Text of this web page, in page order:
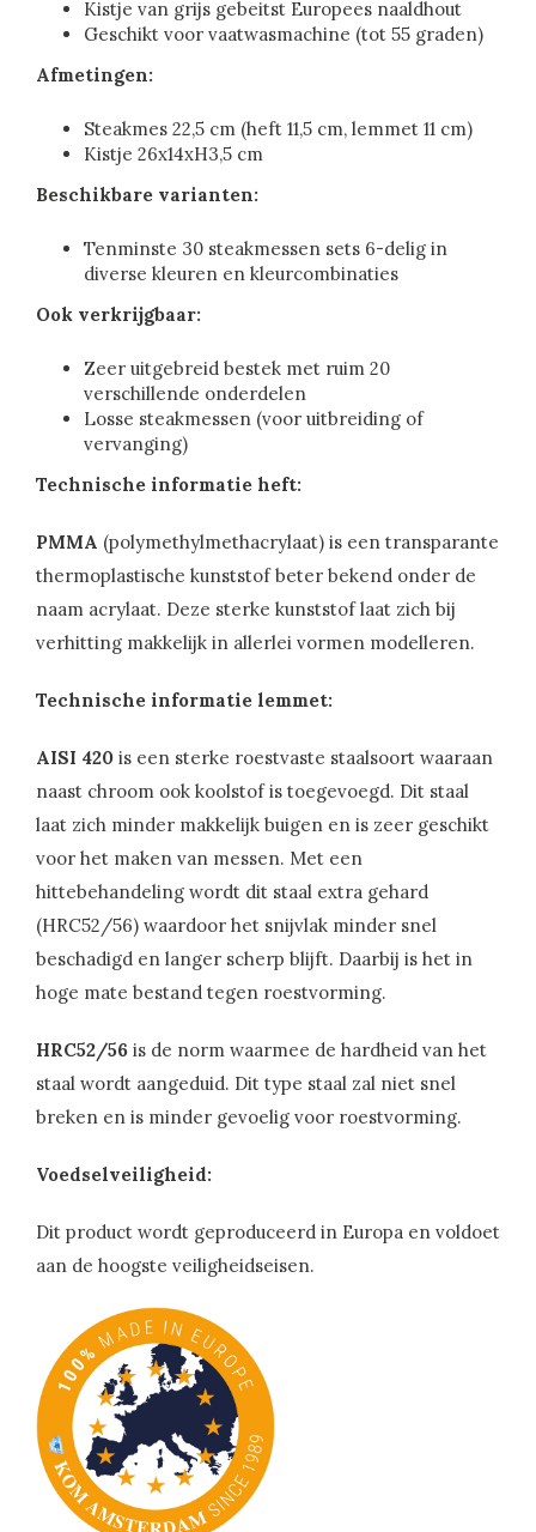
Kistje van grijs gebeitst Europees naaldhout
Geschikt voor vaatwasmachine (tot 55 graden)
Afmetingen:
Steakmes 22,5 cm (heft 11,5 cm, lemmet 11 cm)
Kistje 26x14xH3,5 cm
Beschikbare varianten:
Tenminste 30 steakmessen sets 6-delig in
diverse kleuren en kleurcombinaties
Ook verkrijgbaar:
Zeer uitgebreid bestek met ruim 20
verschillende onderdelen
Losse steakmessen (voor uitbreiding of
vervanging)
Technische informatie heft:
PMMA (polymethylmethacrylaat) is een transparante
thermoplastische kunststof beter bekend onder de
naam acrylaat. Deze sterke kunststof laat zich bij
verhitting makkelijk in allerlei vormen modelleren.
Technische informatie lemmet:
AISI 420 is een sterke roestvaste staalsoort waaraan
naast chroom ook koolstof is toegevoegd. Dit staal
laat zich minder makkelijk buigen en is zeer geschikt
voor het maken van messen. Met een
hittebehandeling wordt dit staal extra gehard
(HRC52/56) waardoor het snijvlak minder snel
beschadigd en langer scherp blijft. Daarbij is het in
hoge mate bestand tegen roestvorming.
HRC52/56 is de norm waarmee de hardheid van het
staal wordt aangeduid. Dit type staal zal niet snel
breken en is minder gevoelig voor roestvorming.
Voedselveiligheid:
Dit product wordt geproduceerd in Europa en voldoet
aan de hoogste veiligheidseisen.